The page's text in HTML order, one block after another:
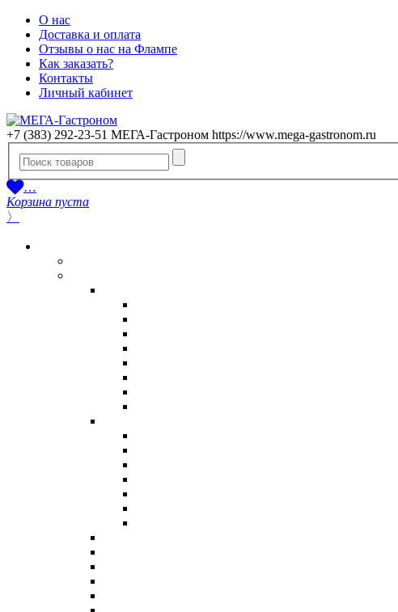
О нас
Доставка и оплата
Отзывы о нас на Флампе
Как заказать?
Контакты
Личный кабинет
+7 (383) 292-23-51 МЕГА-Гастроном https://www.mega-gastronom.ru
…
Корзина пуста
〉